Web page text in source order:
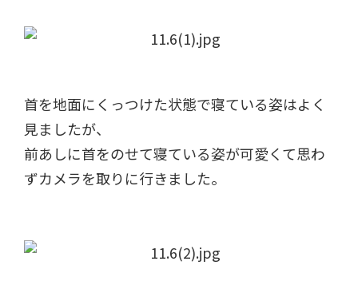
首を地面にくっつけた状態で寝ている姿はよく
見ましたが、
前あしに首をのせて寝ている姿が可愛くて思わ
ずカメラを取りに行きました。